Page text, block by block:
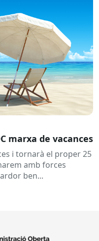
marxa de vacances
i tornarà el proper 25
amb forces
ben...